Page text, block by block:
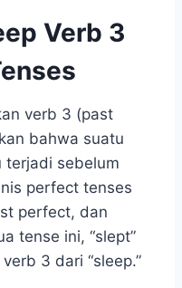
Verb 3
verb 3 (past
bahwa suatu
terjadi sebelum
perfect tenses
perfect, dan
tense ini, “slept”
3 dari “sleep.”